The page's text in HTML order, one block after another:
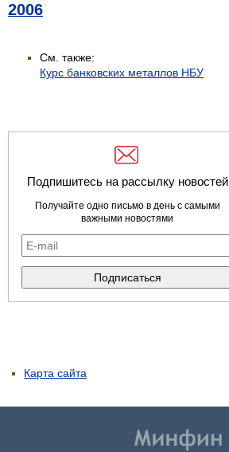
2006
См. также:
Курс банковских металлов НБУ
Подпишитесь на рассылку новостей
Получайте одно письмо в день с самыми
важными новостями
Карта сайта